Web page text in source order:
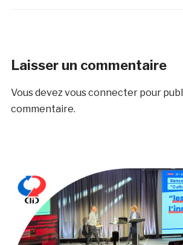
Laisser un commentaire
Vous devezvous connecterpour
commentaire.